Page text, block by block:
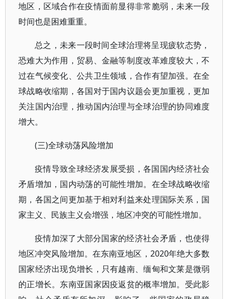
地区，区域合作在疫情面前显得非常脆弱，未来一段
时间也是困难重重。
总之，未来一段时间全球治理将呈现疲软态势，
恐难大为作用，贸易、金融等制度改革难度较大，不
过在气候变化、公共卫生领域，合作有望加强。在全
球战略收缩期，各国对于国内议题会更加重视，更加
关注国内治理，推动国内治理与全球治理的协同难度
增大。
(三)全球动荡风险增加
疫情导致全球经济发展受损，各国国内经济社会
矛盾增加，国内动荡的可能性增加。在全球战略收缩
期，各国之间更加基于相对利益来处理国际关系，国
家主义、民族主义会增强，地区冲突的可能性增加。
疫情加深了大部分国家的经济社会矛盾，也使得
地区冲突风险增加。在东南亚地区，2020年绝大多数
国家经济出现负增长，只有越南、缅甸和文莱是微弱
的正增长。东南亚国家因疫返贫的概率增加。受此影